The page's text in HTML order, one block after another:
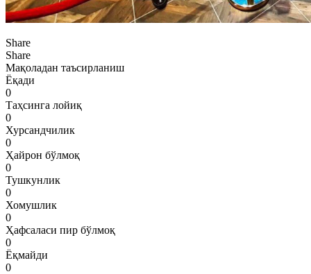
Share
Share
Мақоладан таъсирланиш
Ёқади
0
Таҳсинга лойиқ
0
Хурсандчилик
0
Ҳайрон бўлмоқ
0
Тушкунлик
0
Хомушлик
0
Ҳафсаласи пир бўлмоқ
0
Ёқмайди
0